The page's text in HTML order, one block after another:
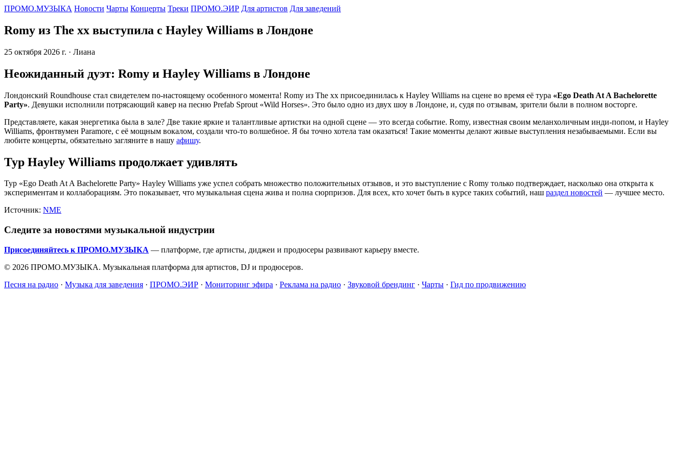
ПРОМО.МУЗЫКА Новости Чарты Концерты Треки ПРОМО.ЭИР Для артистов Для заведений
Romy из The xx выступила с Hayley Williams в Лондоне
25 октября 2026 г. · Лиана
Неожиданный дуэт: Romy и Hayley Williams в Лондоне
Лондонский Roundhouse стал свидетелем по-настоящему особенного момента! Romy из The xx присоединилась к Hayley Williams на сцене во время её тура «Ego Death At A Bachelorette
Party». Девушки исполнили потрясающий кавер на песню Prefab Sprout «Wild Horses». Это было одно из двух шоу в Лондоне, и, судя по отзывам, зрители были в полном восторге.
Представляете, какая энергетика была в зале? Две такие яркие и талантливые артистки на одной сцене — это всегда событие. Romy, известная своим меланхоличным инди-попом, и Hayley
Williams, фронтвумен Paramore, с её мощным вокалом, создали что-то волшебное. Я бы точно хотела там оказаться! Такие моменты делают живые выступления незабываемыми. Если вы
любите концерты, обязательно загляните в нашу афишу.
Тур Hayley Williams продолжает удивлять
Тур «Ego Death At A Bachelorette Party» Hayley Williams уже успел собрать множество положительных отзывов, и это выступление с Romy только подтверждает, насколько она открыта к
экспериментам и коллаборациям. Это показывает, что музыкальная сцена жива и полна сюрпризов. Для всех, кто хочет быть в курсе таких событий, наш раздел новостей — лучшее место.
Источник: NME
Следите за новостями музыкальной индустрии
Присоединяйтесь к ПРОМО.МУЗЫКА — платформе, где артисты, диджеи и продюсеры развивают карьеру вместе.
© 2026 ПРОМО.МУЗЫКА. Музыкальная платформа для артистов, DJ и продюсеров.
Песня на радио · Музыка для заведения · ПРОМО.ЭИР · Мониторинг эфира · Реклама на радио · Звуковой брендинг · Чарты · Гид по продвижению